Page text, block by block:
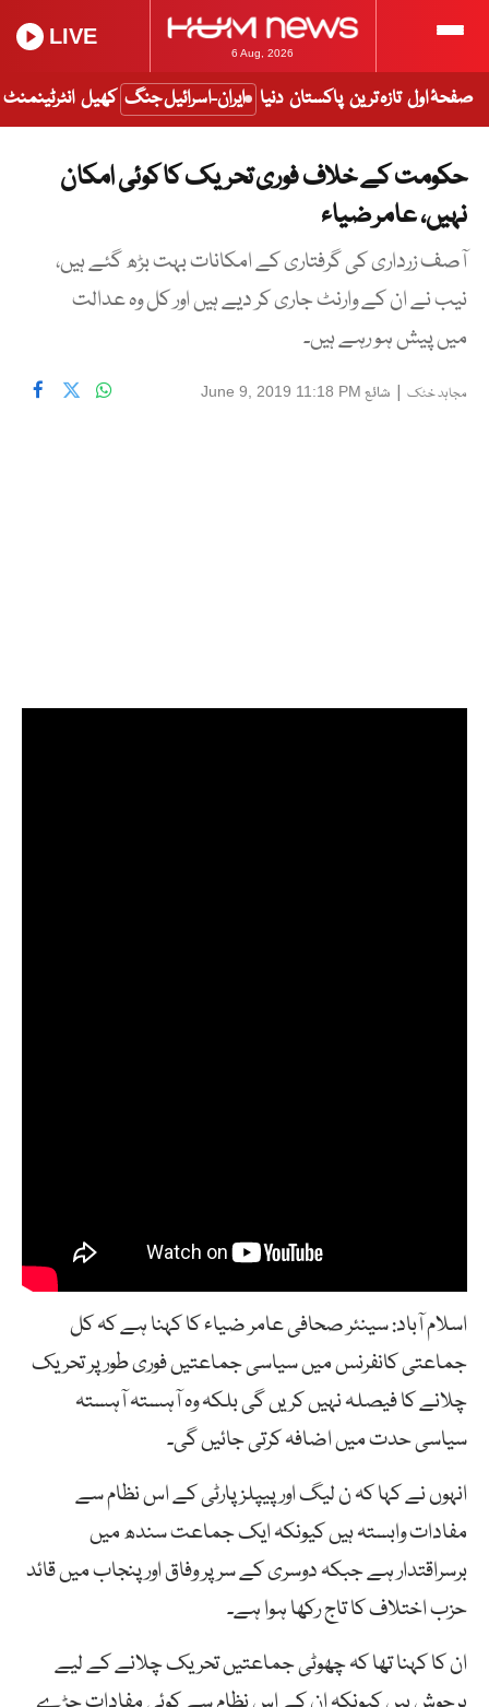
6 Aug, 2026
LIVE
صفحۂ اول تازہ ترین پاکستان دنیا ایران-اسرائیل جنگ کھیل انٹرٹینمنٹ
حکومت کے خلاف فوری تحریک کا کوئی امکان
نہیں، عامر ضیاء
آصف زرداری کی گرفتاری کے امکانات بہت بڑھ گئے ہیں،
نیب نے ان کے وارنٹ جاری کر دیے ہیں اور کل وہ عدالت
میں پیش ہو رہے ہیں۔
مجاہد خٹک | شائع June 9, 2019 11:18 PM
اسلام آباد: سینئر صحافی عامر ضیاء کا کہنا ہے کہ کل
جماعتی کانفرنس میں سیاسی جماعتیں فوری طور پر تحریک
چلانے کا فیصلہ نہیں کریں گی بلکہ وہ آہستہ آہستہ
سیاسی حدت میں اضافہ کرتی جائیں گی۔
انہوں نے کہا کہ ن لیگ اور پیپلزپارٹی کے اس نظام سے
مفادات وابستہ ہیں کیونکہ ایک جماعت سندھ میں
برسراقتدار ہے جبکہ دوسری کے سر پر وفاق اور پنجاب میں قائد
حزب اختلاف کا تاج رکھا ہوا ہے۔
ان کا کہنا تھا کہ چھوٹی جماعتیں تحریک چلانے کے لیے